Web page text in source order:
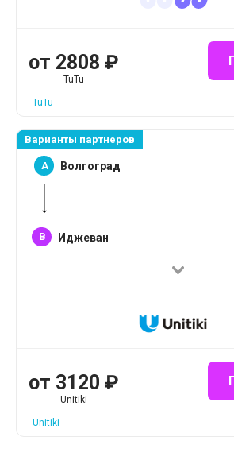
от 2808 ₽
TuTu
TuTu
Варианты партнеров
A Волгоград
B Иджеван
от 3120 ₽
Unitiki
Unitiki